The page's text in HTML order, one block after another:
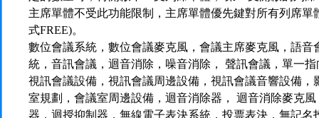
主席單體不受此功能限制，主席單體優先鍵對所有列席單
式FREE)。
數位會議系統，數位會議麥克風，會議主席麥克風，語音
統，音訊會議，迴音消除，噪音消除， 聲訊會議，單一
視訊會議設備，視訊會議周邊設備，視訊會議音響設備，
室規劃，會議室周邊設備，迴音消除器， 迴音消除麥克
器，迴授抑制器，無線電子表決系統，投票表決，無記名